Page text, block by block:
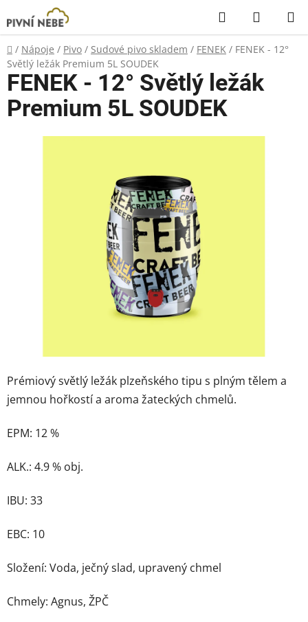
na
obsah
Hledat
KOŠÍK
Domů
/ Nápoje / Pivo / Sudové pivo skladem / FENEK / FENEK - 12°
Světlý ležák Premium 5L SOUDEK
Prémiový světlý ležák plzeňského tipu s plným tělem a
jemnou hořkostí a aroma žateckých chmelů.
EPM: 12 %
ALK.: 4.9 % obj.
IBU: 33
EBC: 10
Složení: Voda, ječný slad, upravený chmel
Chmely: Agnus, ŽPČ
FENEK - 12° Světlý ležák
Premium 5L SOUDEK